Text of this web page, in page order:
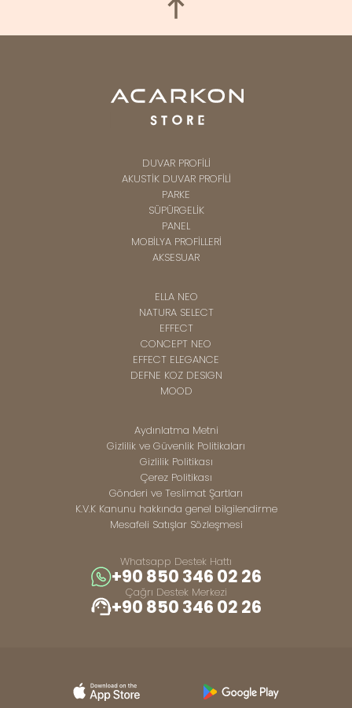
DUVAR PROFİLİ
AKUSTİK DUVAR PROFİLİ
PARKE
SÜPÜRGELİK
PANEL
MOBİLYA PROFİLLERİ
AKSESUAR
ELLA NEO
NATURA SELECT
EFFECT
CONCEPT NEO
EFFECT ELEGANCE
DEFNE KOZ DESIGN
MOOD
Aydınlatma Metni
Gizlilik ve Güvenlik Politikaları
Gizlilik Politikası
Çerez Politikası
Gönderi ve Teslimat Şartları
K.V.K Kanunu hakkında genel bilgilendirme
Mesafeli Satışlar Sözleşmesi
Whatsapp Destek Hattı
+90 850 346 02 26
Çağrı Destek Merkezi
+90 850 346 02 26